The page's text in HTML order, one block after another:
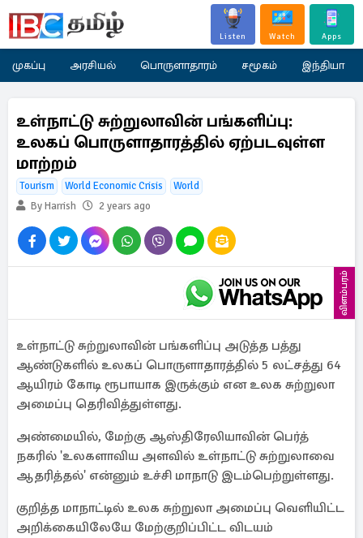
Listen Watch Apps
முகப்பு அரசியல் பொருளாதாரம் சமூகம் இந்தியா
உள்நாட்டு சுற்றுலாவின் பங்களிப்பு:
உலகப் பொருளாதாரத்தில் ஏற்படவுள்ள
மாற்றம்
Tourism World Economic Crisis
World
By Harrish
2 years ago
விளம்பரம்
உள்நாட்டு சுற்றுலாவின் பங்களிப்பு அடுத்த பத்து
ஆண்டுகளில் உலகப் பொருளாதாரத்தில் 5 லட்சத்து 64
ஆயிரம் கோடி ரூபாயாக இருக்கும் என உலக சுற்றுலா
அமைப்பு தெரிவித்துள்ளது.
அண்மையில், மேற்கு ஆஸ்திரேலியாவின் பெர்த்
நகரில் 'உலகளாவிய அளவில் உள்நாட்டு சுற்றுலாவை
ஆதரித்தல்' என்னும் உச்சி மாநாடு இடம்பெற்றுள்ளது.
குறித்த மாநாட்டில் உலக சுற்றுலா அமைப்பு வெளியிட்ட
அறிக்கையிலேயே மேற்குறிப்பிட்ட விடயம்